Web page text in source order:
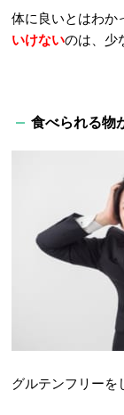
体に良いとはわか
いけないのは、少
食べられる物
グルテンフリーを